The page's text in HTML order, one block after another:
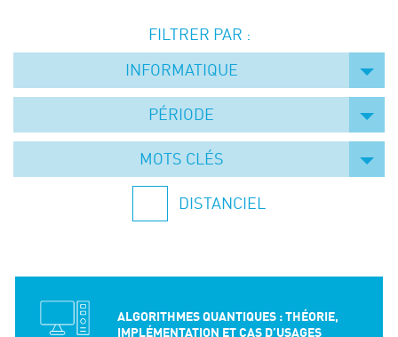
Symposium on Chain Transfer Catalysis for
sustainability – September 15 and 16, 2026
FRENCH-CHINESE CONFERENCE ON GREEN
Contacts
FILTRER PAR :
INFORMATIQUE
PÉRIODE
MOTS CLÉS
DISTANCIEL
ALGORITHMES QUANTIQUES : THÉORIE,
IMPLÉMENTATION ET CAS D’USAGES